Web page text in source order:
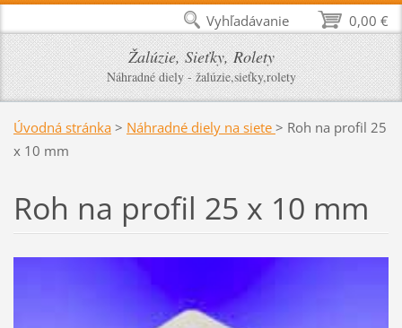
Žalúzie, Sieťky, Rolety
Náhradné diely - žalúzie,sieťky,rolety
Úvodná stránka > Náhradné diely na siete > Roh na profil 25
x 10 mm
Roh na profil 25 x 10 mm
0,00 €
Vyhľadávanie